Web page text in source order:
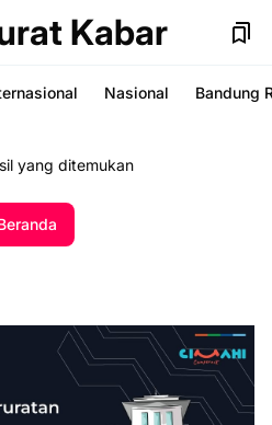
Kabar
Nasional Bandung
yang ditemukan